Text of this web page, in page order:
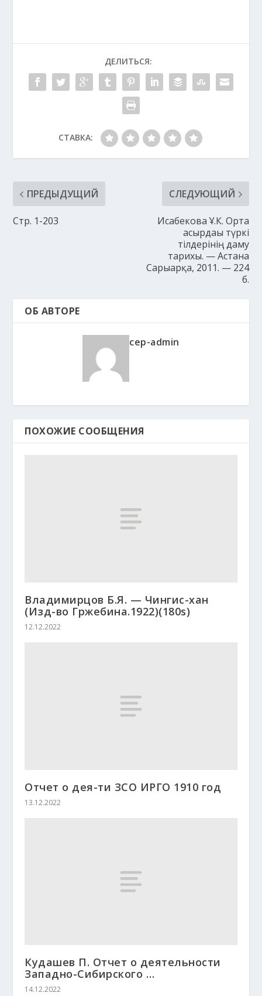
ДЕЛИТЬСЯ:
СТАВКА:
ПРЕДЫДУЩИЙ
Стр. 1-203
СЛЕДУЮЩИЙ
Исабекова Ұ.К. Орта
ғасырдағы түркі
тілдерінің даму
тарихы. — Астана
Сарыарқа, 2011. — 224
б.
ОБ АВТОРЕ
cep-admin
ПОХОЖИЕ СООБЩЕНИЯ
Владимирцов Б.Я. — Чингис-хан
(Изд-во Гржебина.1922)(180s)
12.12.2022
Отчет о дея-ти ЗСО ИРГО 1910 год
13.12.2022
Кудашев П. Отчет о деятельности
Западно-Сибирского …
14.12.2022